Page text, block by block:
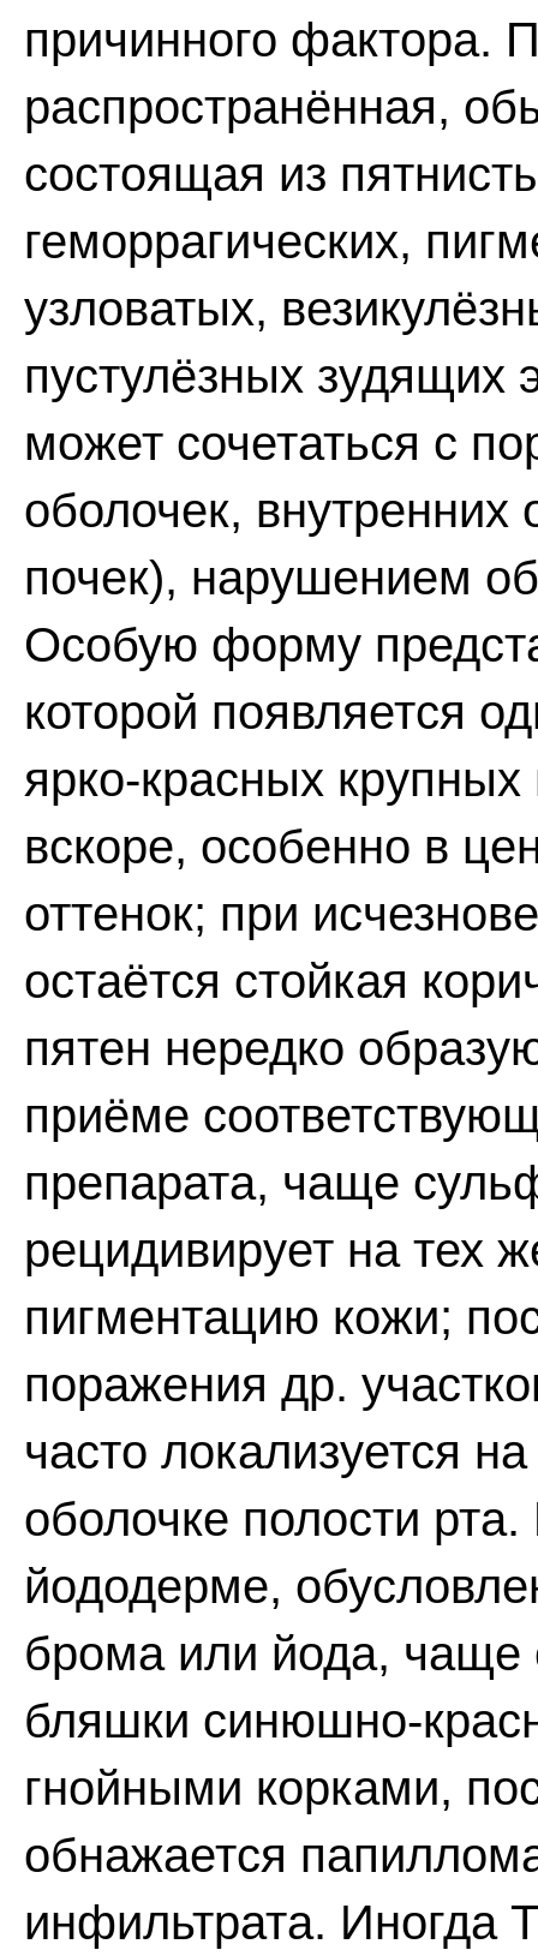
причинного фактора.
распространённая,
состоящая из
геморрагических,
узловатых,
пустулёзных зудящих
может сочетаться с
оболочек, внутренних
почек), нарушением
Особую форму
которой появляется
ярко-красных
вскоре, особенно в
оттенок; при
остаётся стойкая
пятен нередко
приёме
препарата, чаще
рецидивирует на тех
пигментацию кожи;
поражения др.
часто локализуется
оболочке полости
йододерме,
брома или йода, чаще
бляшки синюшно-
гнойными корками,
обнажается
инфильтрата. Иногда